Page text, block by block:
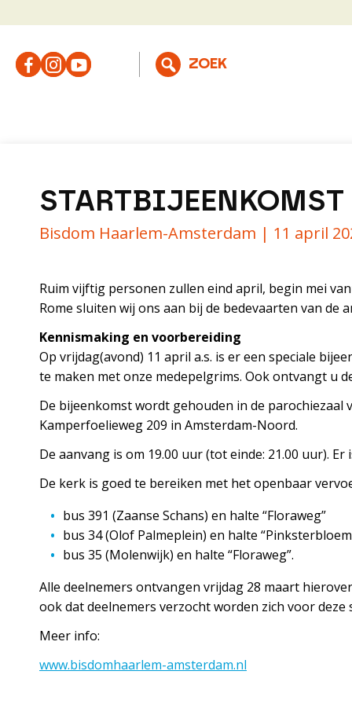
Bisdom Haarlem-Amsterdam | 11 april
Ruim vijftig personen zullen eind april, begin mei
Rome sluiten wij ons aan bij de bedevaarten van de
Kennismaking en voorbereiding
Op vrijdag(avond) 11 april a.s. is er een speciale
te maken met onze medepelgrims. Ook ontvangt u
De bijeenkomst wordt gehouden in de parochiezaal
Kamperfoelieweg 209 in Amsterdam-Noord.
De aanvang is om 19.00 uur (tot einde: 21.00 uur).
De kerk is goed te bereiken met het openbaar
bus 391 (Zaanse Schans) en halte “Floraweg”
bus 34 (Olof Palmeplein) en halte
bus 35 (Molenwijk) en halte “Floraweg”.
Alle deelnemers ontvangen vrijdag 28 maart
ook dat deelnemers verzocht worden zich voor
Meer info:
www.bisdomhaarlem-amsterdam.nl